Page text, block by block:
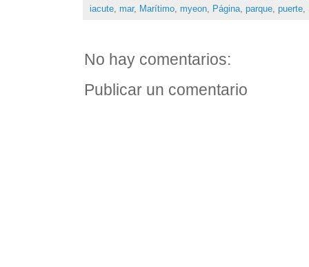
iacute mar, Marítimo myeon Página parque puerte
No hay comentarios:
Publicar un comentario